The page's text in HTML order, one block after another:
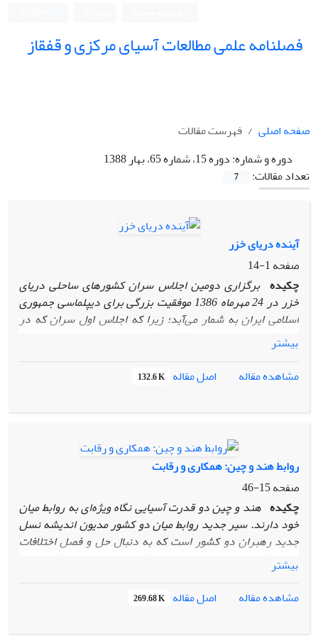
فصلنامه علمی مطالعات آسیای مرکزی و قفقاز
صفحه اصلی
فهرست مقالات
دوره و شماره:دوره 15، شماره 65، بهار 1388
تعداد مقالات:
7
آینده دریای خزر
صفحه1-14
چکیده برگزاری دومین اجلاس سران کشورهای ساحلی دریای
خزر در 24 مهر‌ماه 1386 موفقیت بزرگی برای دیپلماسی جمهوری
اسلامی ایران به شمار می‌آید؛ زیرا که اجلاس اول سران که در
در پی نداشت بلکه شرایط سیاسی و امنیتی منطقه را به شدت
آشفته کرد. در اجلاس تهران دومین سند سیاسی بین روسای
بیشتر
مشاهده مقاله
اصل مقاله 132.6 K
روابط هند و چین: همکاری و رقابت
صفحه15-46
چکیده هند و چین دو قدرت آسیایی نگاه ویژه‌ای به روابط میان
خود دارند. سیر جدید روابط میان دو کشور مدیون اندیشه نسل
جدید رهبران دو کشور است که به دنبال حل و فصل اختلافات
کهن برآمدند و روابط جدیدی را پایه‌گذاری کردند که سرآغاز فصل
نوین همکاری استراتژیک دو قدرت آسیایی شد. ظرفیت بالای هند
در زمینه کثرت‌گرایی به عنوان بزرگترین دموکراسی جهان ابزار
قدرتمندی است که در کنار جمعیت زیاد، ظرفیت منابع انسانی و
بیشتر
مشاهده مقاله
اصل مقاله 269.68 K